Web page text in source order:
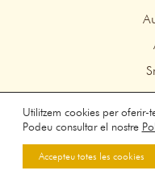
© 2026 Idemo
Avís legal–Política
disseny
Utilitzem cookies per oferir-
Podeu consultar el nostre
Accepteu totes les cookies